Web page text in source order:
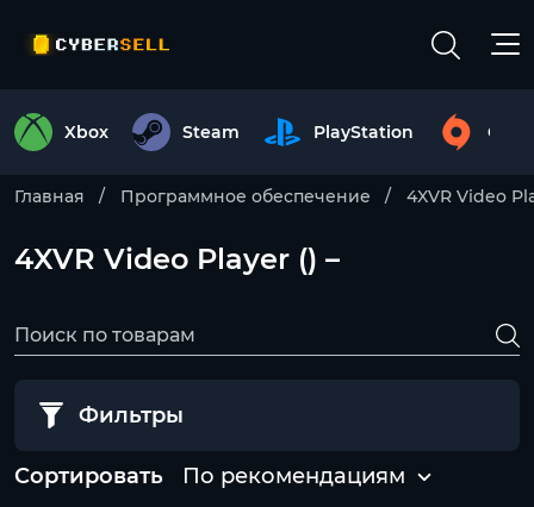
Xbox Steam PlayStation
Главная Программное обеспечение 4XVR Video
4XVR Video Player () –
Фильтры
Сортировать По рекомендациям